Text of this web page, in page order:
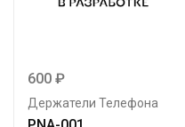
600 ₽
Держатели Телефона